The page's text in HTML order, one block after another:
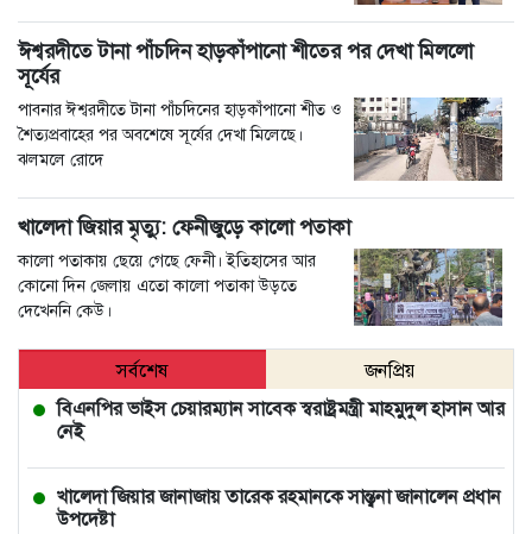
ঈশ্বরদীতে টানা পাঁচদিন হাড়কাঁপানো শীতের পর দেখা মিললো
সূর্যের
পাবনার ঈশ্বরদীতে টানা পাঁচদিনের হাড়কাঁপানো শীত ও
শৈত্যপ্রবাহের পর অবশেষে সূর্যের দেখা মিলেছে।
ঝলমলে রোদে
খালেদা জিয়ার মৃত্যু: ফেনীজুড়ে কালো পতাকা
কালো পতাকায় ছেয়ে গেছে ফেনী। ইতিহাসের আর
কোনো দিন জেলায় এতো কালো পতাকা উড়তে
দেখেননি কেউ।
সর্বশেষ
জনপ্রিয়
বিএনপির ভাইস চেয়ারম্যান সাবেক স্বরাষ্ট্রমন্ত্রী মাহমুদুল হাসান আর
নেই
খালেদা জিয়ার জানাজায় তারেক রহমানকে সান্ত্বনা জানালেন প্রধান
উপদেষ্টা